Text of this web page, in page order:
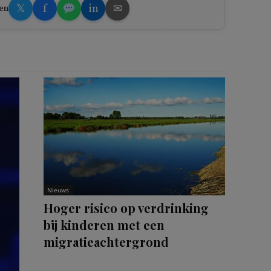
𝕏 f in ✉
Nieuws
Hoger risico op verdrinking
bij kinderen met een
migratieachtergrond